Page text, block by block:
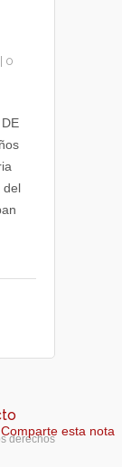
0
del
derechos
TComparte esta nota